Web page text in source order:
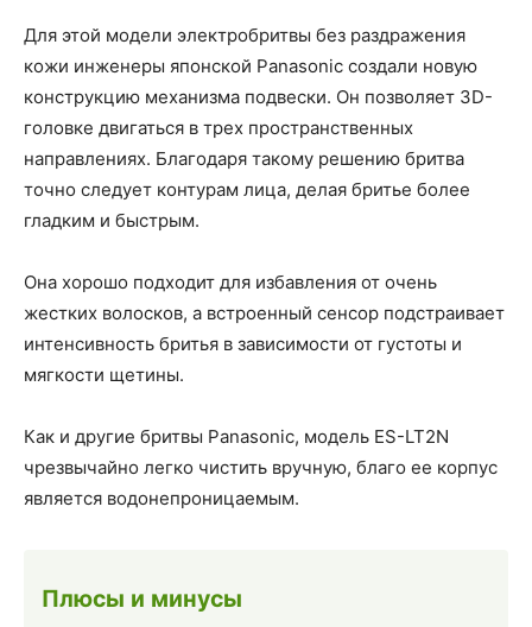
Для этой модели электробритвы без раздражения
кожи инженеры японской Panasonic создали новую
конструкцию механизма подвески. Он позволяет 3D-
головке двигаться в трех пространственных
направлениях. Благодаря такому решению бритва
точно следует контурам лица, делая бритье более
гладким и быстрым.
Она хорошо подходит для избавления от очень
жестких волосков, а встроенный сенсор подстраивает
интенсивность бритья в зависимости от густоты и
мягкости щетины.
Как и другие бритвы Panasonic, модель ES-LT2N
чрезвычайно легко чистить вручную, благо ее корпус
является водонепроницаемым.
Плюсы и минусы